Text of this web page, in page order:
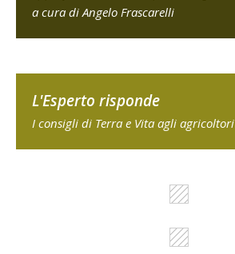
a cura di Angelo Frascarelli
L'Esperto risponde
I consigli di Terra e Vita agli agricoltori